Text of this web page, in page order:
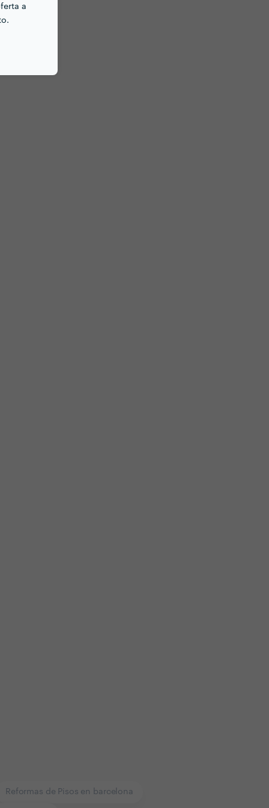
a
Reformas de Pisos en barcelona